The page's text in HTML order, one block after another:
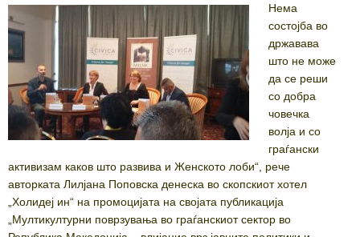
Нема
состојба во
државава
што не може
да се реши
со добра
човечка
волја и со
граѓански
активизам каков што развива и Женското лоби“, рече
авторката Лилјана Поповска денеска во скопскиот хотел
„Холидеј ин“ на промоцијата на својата публикација
„Мултикултурни поврзувања во граѓанскиот сектор во